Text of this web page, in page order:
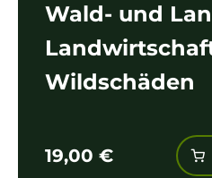
Wald- und
Wildschäden
19,00 €